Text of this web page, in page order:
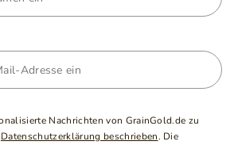
Nachrichten von GrainGold.de zu
Datenschutzerklärung beschrieben. Die